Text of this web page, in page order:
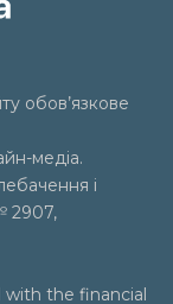
обов’язкове
медіа.
і
2907,
the financial